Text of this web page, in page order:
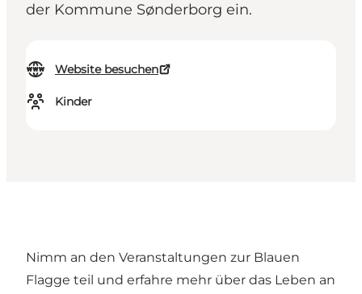
der Kommune Sønderborg ein.
Website besuchen
Kinder
Nimm an den Veranstaltungen zur Blauen
Flagge teil und erfahre mehr über das Leben an